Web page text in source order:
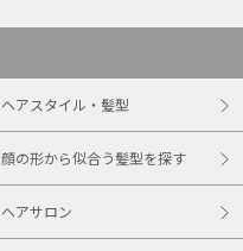
ヘアスタイル・髪型
顔の形から似合う髪型を探す
ヘアサロン